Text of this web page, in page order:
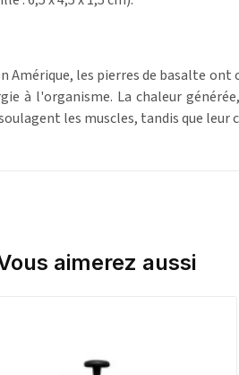
Amérique, les pierres de basalte
à l'organisme. La chaleur
les muscles, tandis que
aimerez aussi